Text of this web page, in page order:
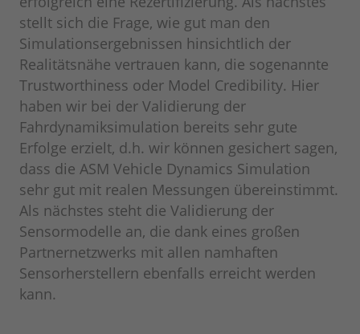
stellt sich die Frage, wie gut man den
Simulationsergebnissen hinsichtlich der
Realitätsnähe vertrauen kann, die sogenannte
Trustworthiness oder Model Credibility. Hier
haben wir bei der Validierung der
Fahrdynamiksimulation bereits sehr gute
Erfolge erzielt, d.h. wir können gesichert sagen,
dass die ASM Vehicle Dynamics Simulation
sehr gut mit realen Messungen übereinstimmt.
Als nächstes steht die Validierung der
Sensormodelle an, die dank eines großen
Partnernetzwerks mit allen namhaften
Sensorherstellern ebenfalls erreicht werden
kann.